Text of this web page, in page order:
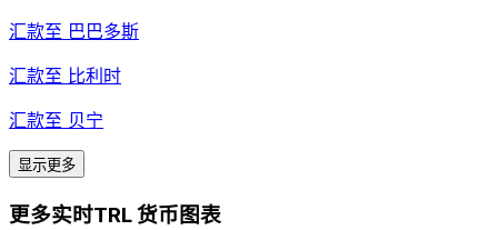
汇款至 巴巴多斯
汇款至 比利时
汇款至 贝宁
显示更多
更多实时TRL 货币图表